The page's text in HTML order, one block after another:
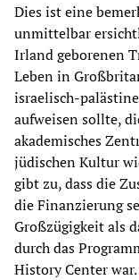
Dies ist eine
unmittelbar
Irland geborenen
Leben in
israelisch-
aufweisen sollte,
akademisches
jüdischen Kultur
gibt zu, dass die
die Finanzierung
Großzügigkeit als
durch das
History Center war.